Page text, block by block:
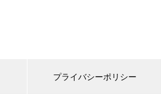
プライバシーポリシー